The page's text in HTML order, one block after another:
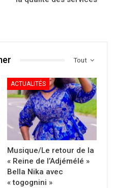
Tout
ACTUALITÉS
Musique/Le retour de la
« Reine de l’Adjémélé »
Bella Nika avec
« togognini »